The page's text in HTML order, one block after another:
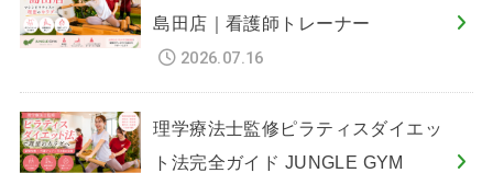
島田店｜看護師トレーナー
2026.07.16
理学療法士監修ピラティスダイエッ
ト法完全ガイド JUNGLE GYM